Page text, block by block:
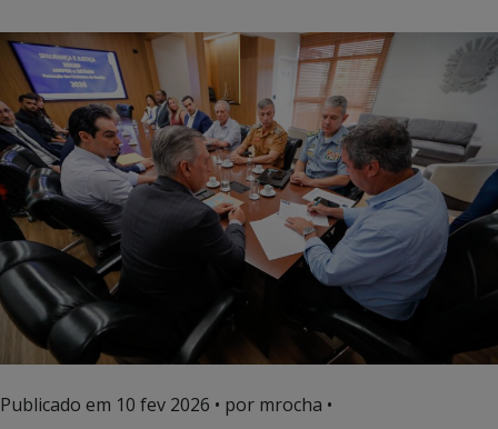
Publicado em 10 fev 2026 • por mrocha •